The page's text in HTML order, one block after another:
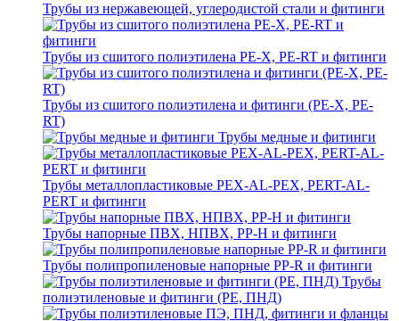
Трубы из нержавеющей, углеродистой стали и фитинги
Трубы из сшитого полиэтилена PE-X, PE-RT и фитинги
Трубы из сшитого полиэтилена и фитинги (PE-X, PE-
RT)
Трубы медные и фитинги
Трубы металлопластиковые PEX-AL-PEX, PERT-AL-
PERT и фитинги
Трубы напорные ПВХ, НПВХ, PP-H и фитинги
Трубы полипропиленовые напорные PP-R и фитинги
Трубы
полиэтиленовые и фитинги (PE, ПНД)